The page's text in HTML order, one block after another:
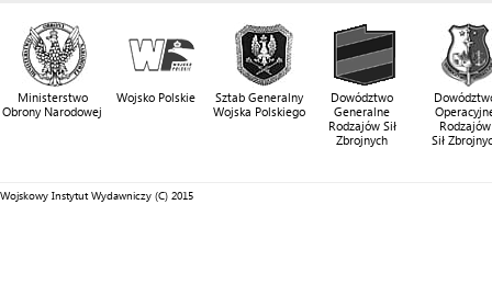
Ministerstwo
Obrony Narodowej
Wojsko Polskie
Sztab Generalny
Wojska Polskiego
Dowództwo
Generalne
Rodzajów Sił
Zbrojnych
Rodzajów
Sił
Wojskowy Instytut Wydawniczy (C) 2015